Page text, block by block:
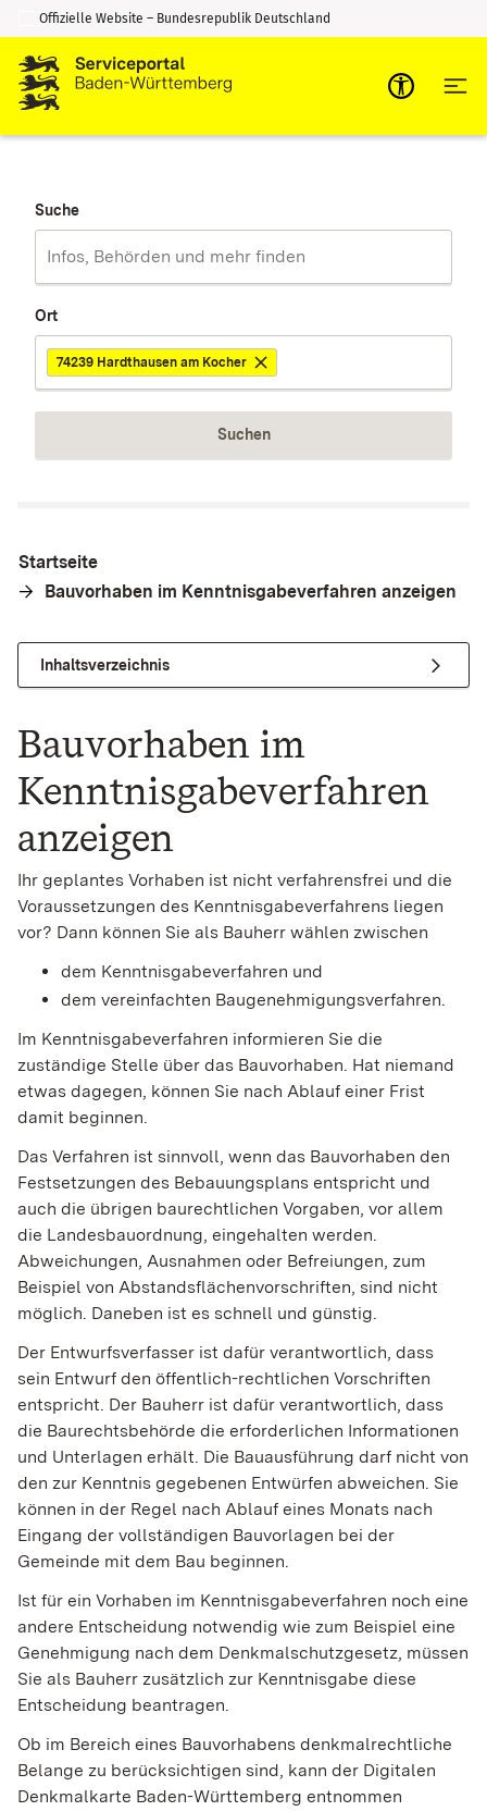
Zum Inhalt springen
Zur Suche springen
Offizielle Website – Bundesrepublik Deutschland
Suche
Ort
74239 Hardthausen am Kocher
Suchen
Startseite
Bauvorhaben im Kenntnisgabeverfahren anzeigen
Inhaltsverzeichnis
Bauvorhaben im
Kenntnisgabeverfahren
anzeigen
Ihr geplantes Vorhaben ist nicht verfahrensfrei und die
Voraussetzungen des Kenntnisgabeverfahrens liegen
vor? Dann können Sie als Bauherr wählen zwischen
dem Kenntnisgabeverfahren und
dem vereinfachten Baugenehmigungsverfahren.
Im Kenntnisgabeverfahren informieren Sie die
zuständige Stelle über das Bauvorhaben. Hat niemand
etwas dagegen, können Sie nach Ablauf einer Frist
damit beginnen.
Das Verfahren ist sinnvoll, wenn das Bauvorhaben den
Festsetzungen des Bebauungsplans entspricht und
auch die übrigen baurechtlichen Vorgaben, vor allem
die Landesbauordnung, eingehalten werden.
Abweichungen, Ausnahmen oder Befreiungen, zum
Beispiel von Abstandsflächenvorschriften, sind nicht
möglich. Daneben ist es schnell und günstig.
Der Entwurfsverfasser ist dafür verantwortlich, dass
sein Entwurf den öffentlich-rechtlichen Vorschriften
entspricht. Der Bauherr ist dafür verantwortlich, dass
die Baurechtsbehörde die erforderlichen Informationen
und Unterlagen erhält. Die Bauausführung darf nicht von
den zur Kenntnis gegebenen Entwürfen abweichen. Sie
können in der Regel nach Ablauf eines Monats nach
Eingang der vollständigen Bauvorlagen bei der
Gemeinde mit dem Bau beginnen.
Ist für ein Vorhaben im Kenntnisgabeverfahren noch eine
andere Entscheidung notwendig wie zum Beispiel eine
Genehmigung nach dem Denkmalschutzgesetz, müssen
Sie als Bauherr zusätzlich zur Kenntnisgabe diese
Entscheidung beantragen.
Ob im Bereich eines Bauvorhabens denkmalrechtliche
Belange zu berücksichtigen sind, kann der Digitalen
Denkmalkarte Baden-Württemberg entnommen